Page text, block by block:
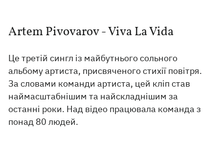
Artem Pivovarov - Viva La Vida
Це третій сингл із майбутнього сольного
альбому артиста, присвяченого стихії повітря.
За словами команди артиста, цей кліп став
наймасштабнішим та найскладнішим за
останні роки. Над відео працювала команда з
понад 80 людей.